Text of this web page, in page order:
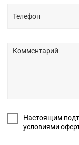
Настоящим